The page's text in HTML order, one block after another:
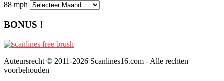
88 mph
BONUS !
Auteursrecht © 2011-2026 Scanlines16.com - Alle rechten
voorbehouden